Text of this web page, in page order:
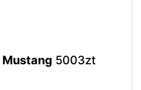
Mustang 5003zt